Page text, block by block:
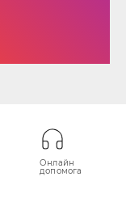
Онлайн
допомога